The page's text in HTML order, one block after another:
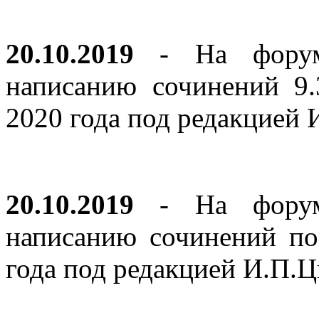
20.10.2019 - На
написанию сочинений
2020 года под
20.10.2019 - На
написанию сочинений
года под редакцией